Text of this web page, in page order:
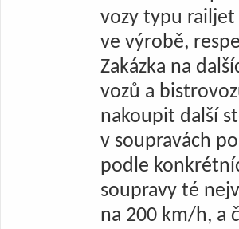
vozy typu railjet
ve výrobě,
Zakázka na
vozů a
nakoupit další
v soupravách
podle
soupravy té
na 200 km/h, a